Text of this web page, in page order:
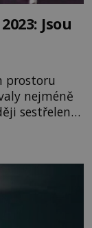
Jsou
prostoru
nejméně
sestřeleny.
létajících
nové